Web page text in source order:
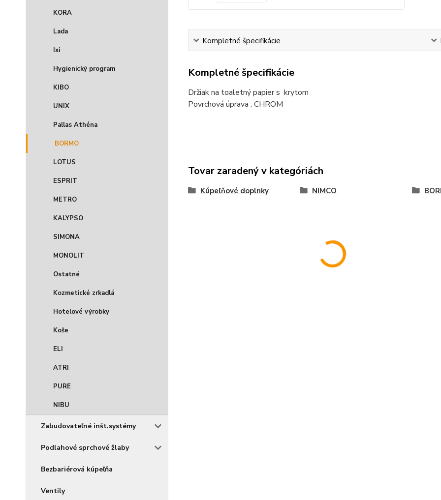
KORA
Lada
Ixi
Hygienický program
KIBO
UNIX
Pallas Athéna
BORMO
LOTUS
ESPRIT
METRO
KALYPSO
SIMONA
MONOLIT
Ostatné
Kozmetické zrkadlá
Hotelové výrobky
Koše
ELI
ATRI
PURE
NIBU
Zabudovateľné inšt.systémy
Podlahové sprchové žlaby
Bezbariérová kúpeľňa
Ventily
Kompletné špecifikácie
Kompletné špecifikácie
Držiak na toaletný papier s krytom
Povrchová úprava : CHROM
Tovar zaradený v kategóriách
Kúpeľňové doplnky NIMCO